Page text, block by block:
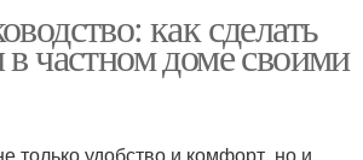
как сделать
частном доме своими